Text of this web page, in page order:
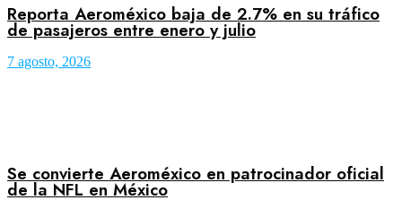
Reporta Aeroméxico baja de 2.7% en su tráfico
de pasajeros entre enero y julio
7 agosto, 2026
Se convierte Aeroméxico en patrocinador oficial
de la NFL en México